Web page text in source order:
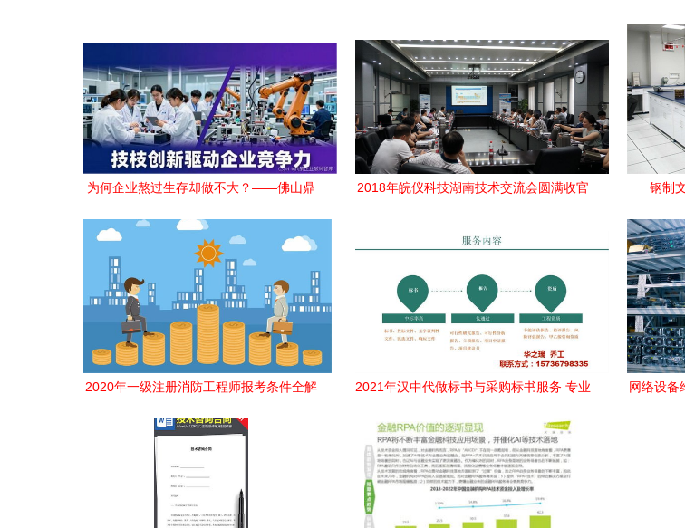
为何企业熬过生存却做不大？——佛山鼎
2018年皖仪科技湖南技术交流会圆满收官
钢制
2020年一级注册消防工程师报考条件全解
2021年汉中代做标书与采购标书服务 专业
网络设备